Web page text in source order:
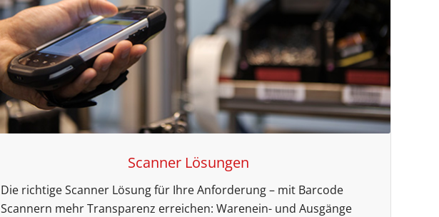
Scanner Lösungen
Die richtige Scanner Lösung für Ihre Anforderung – mit Barcode
Scannern mehr Transparenz erreichen: Warenein- und Ausgänge